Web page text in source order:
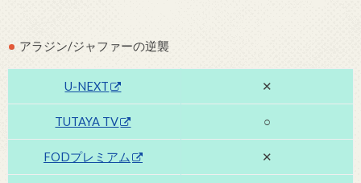
アラジン/ジャファーの逆襲
U-NEXT ✕
TUTAYA TV ○
FODプレミアム ✕